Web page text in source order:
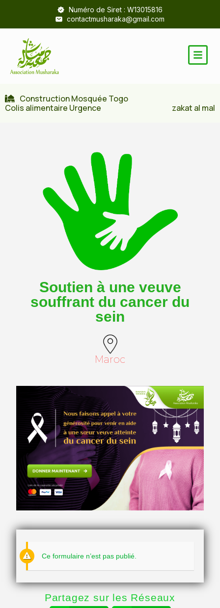
Numéro de Siret : W13015816
contactmusharaka@gmail.com
Construction Mosquée Togo
Colis alimentaire Urgence
zakat al mal
Soutien à une veuve
souffrant du cancer du
sein
Maroc
Ce formulaire n’est pas publié.
Partagez sur les Réseaux